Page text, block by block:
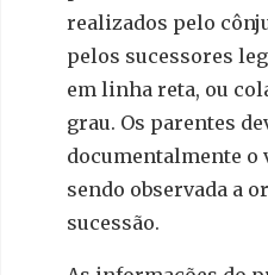
realizados pelo
pelos sucessores
em linha reta, ou
grau. Os parentes
documentalmente
sendo observada a
sucessão.